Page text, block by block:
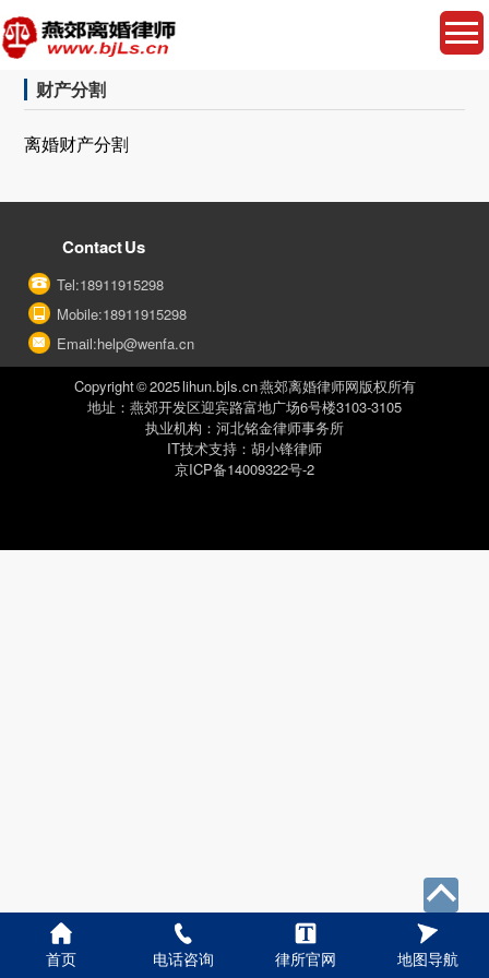
财产分割
离婚财产分割
Contact Us
Tel:18911915298
Mobile:18911915298
Email:help@wenfa.cn
Copyright © 2025 lihun.bjls.cn 燕郊离婚律师网版权所有
地址：燕郊开发区迎宾路富地广场6号楼3103-3105
执业机构：河北铭金律师事务所
IT技术支持：胡小锋律师
京ICP备14009322号-2
首页 电话咨询 律所官网 地图导航